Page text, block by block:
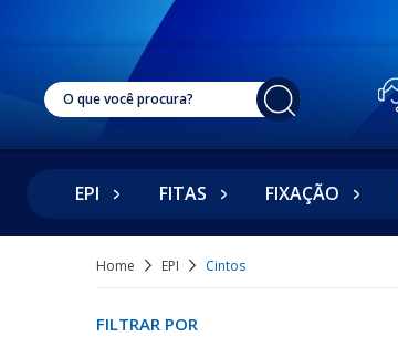
EPI FITAS FIXAÇÃO
Home EPI Cintos
FILTRAR POR